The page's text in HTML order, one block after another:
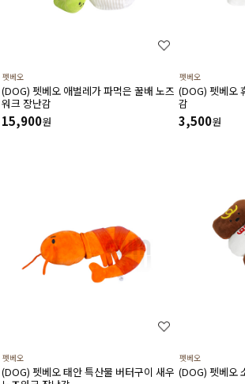
펫베오
(DOG) 펫베오 애벌레가 파먹은 꿀배 노즈
워크 장난감
15,900원
펫베오
(DOG) 펫베오
감
3,500원
펫베오
(DOG) 펫베오 태안 특산물 버터구이 새우
펫베오
(DOG) 펫베오